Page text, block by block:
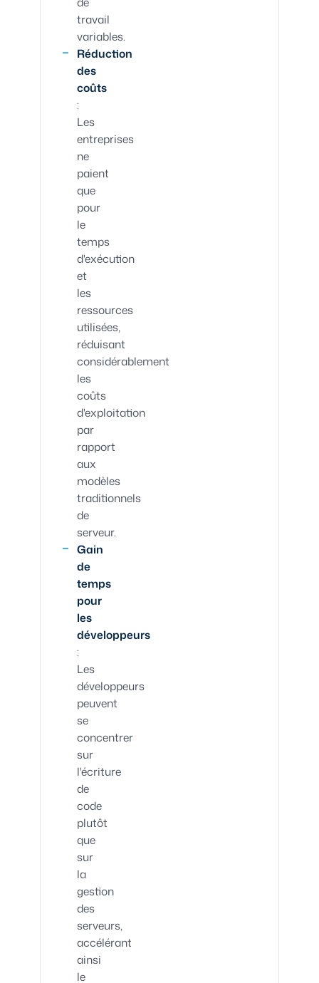
travail
variables.
Réduction
des
coûts
:
Les
entreprises
ne
paient
que
pour
le
temps
d'exécution
et
les
ressources
utilisées,
réduisant
considérablement
les
coûts
d'exploitation
par
rapport
aux
modèles
traditionnels
de
serveur.
Gain
de
temps
pour
les
développeurs
:
Les
développeurs
peuvent
se
concentrer
sur
l'écriture
de
code
plutôt
que
sur
la
gestion
des
serveurs,
accélérant
ainsi
le